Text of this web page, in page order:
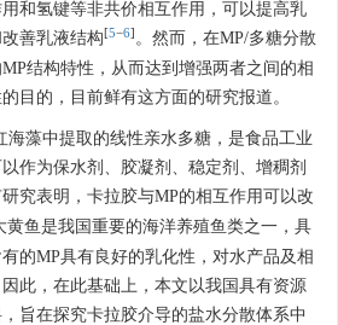
和氢键等非共价相互作用，可以提高乳
善乳液结构[5−6] 。然而，在MP/多糖分散
结构特性，从而达到增强两者之间的相
目的，目前鲜有这方面的研究报道。
海藻中提取的线性亲水多糖，是食品工业
作为保水剂、胶凝剂、稳定剂、增稠剂
究表明，卡拉胶与MP的相互作用可以改
黄鱼是我国重要的海洋养殖鱼类之一，具
的MP具有良好的乳化性，对水产品及相
此，在此基础上，本文以我国具有资源
旨在探究卡拉胶介导的盐水分散体系中